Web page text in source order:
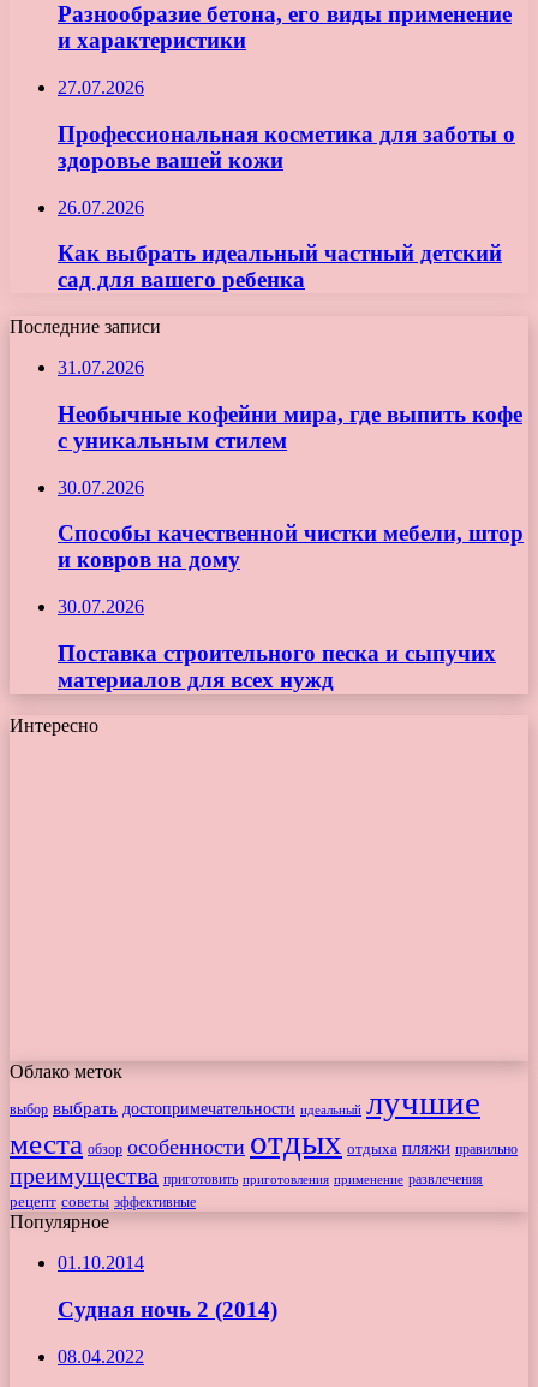
Разнообразие бетона, его виды применение
и характеристики
27.07.2026
Профессиональная косметика для заботы о
здоровье вашей кожи
26.07.2026
Как выбрать идеальный частный детский
сад для вашего ребенка
Последние записи
31.07.2026
Необычные кофейни мира, где выпить кофе
с уникальным стилем
30.07.2026
Способы качественной чистки мебели, штор
и ковров на дому
30.07.2026
Поставка строительного песка и сыпучих
материалов для всех нужд
Интересно
Облако меток
выбор выбрать достопримечательности идеальный лучшие
места обзор особенности отдых отдыха пляжи правильно
преимущества приготовить приготовления применение развлечения
рецепт советы эффективные
Популярное
01.10.2014
Судная ночь 2 (2014)
08.04.2022